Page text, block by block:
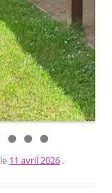
0 1 2
le 11 avril 2026 .